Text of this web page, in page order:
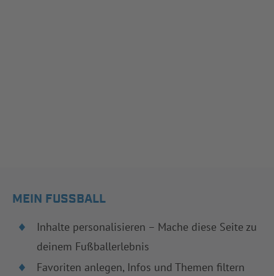
MEIN FUSSBALL
Inhalte personalisieren – Mache diese Seite zu
deinem Fußballerlebnis
Favoriten anlegen, Infos und Themen filtern